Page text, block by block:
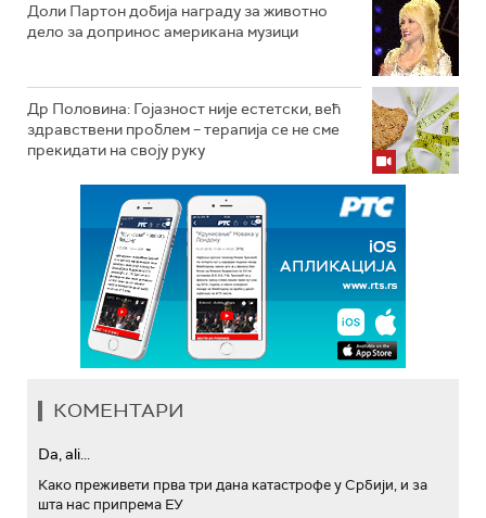
Доли Партон добија награду за животно
дело за допринос американа музици
Др Половина: Гојазност није естетски, већ
здравствени проблем – терапија се не сме
прекидати на своју руку
КОМЕНТАРИ
Da, ali...
Како преживети прва три дана катастрофе у Србији, и за
шта нас припрема ЕУ